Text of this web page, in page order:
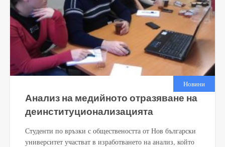
Новини
Анализ на медийното отразяване на
деинституционализацията
Студенти по връзки с обществеността от Нов български
университет участват в изработването на анализ, който